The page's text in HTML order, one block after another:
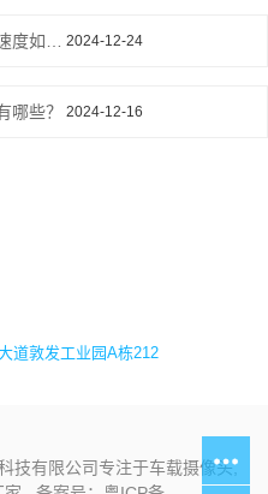
车载智能终端的系统响应速度如何？ 2024-12-24
哪些？ 2024-12-16
道敦发工业园A栋212
技有限公司专注于车载摄像头,